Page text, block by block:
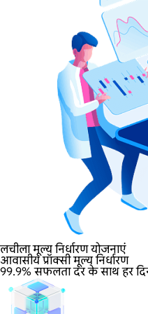
लचीला मूल्य निर्धारण योजनाएं
आवासीय प्रॉक्सी मूल्य निर्धारण
99.9% सफलता दर के साथ हर